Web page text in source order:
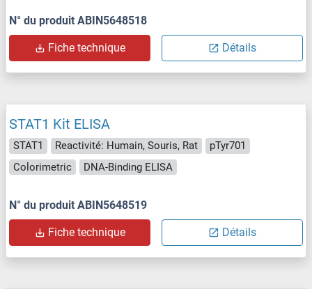
N° du produit ABIN5648518
Fiche technique Détails
STAT1 Kit ELISA
STAT1 Reactivité: Humain, Souris, Rat
pTyr701
Colorimetric
DNA-Binding ELISA
N° du produit ABIN5648519
Fiche technique Détails